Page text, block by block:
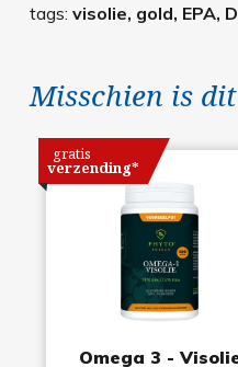
tags: visolie, gold, EPA,
Misschien is
Omega 3 -
gratis
verzending*